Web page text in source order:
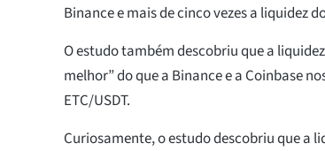
Binance e mais de cinco vezes a liquidez
O estudo também descobriu que a
melhor” do que a Binance e a Coinbase
ETC/USDT.
Curiosamente, o estudo descobriu que a